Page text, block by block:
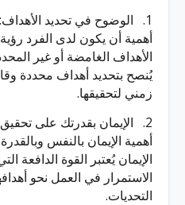
1. الوضوح في تحديد الأهداف:
أهمية أن يكون لدى الفرد
الأهداف الغامضة أو غير
يُنصح بتحديد أهداف محددة
زمني لتحقيقها.
2. الإيمان بقدرتك على
أهمية الإيمان بالنفس
الإيمان يُعتبر القوة الدافعة
الاستمرار في العمل نحو
التحديات.